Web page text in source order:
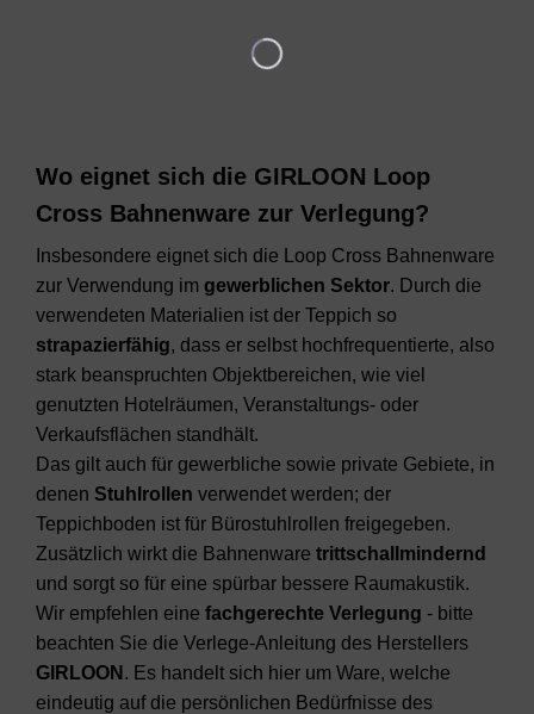
Wo eignet sich die GIRLOON Loop
Cross Bahnenware zur Verlegung?
Insbesondere eignet sich die Loop Cross Bahnenware
zur Verwendung im gewerblichen Sektor. Durch die
verwendeten Materialien ist der Teppich so
strapazierfähig, dass er selbst hochfrequentierte, also
stark beanspruchten Objektbereichen, wie viel
genutzten Hotelräumen, Veranstaltungs- oder
Verkaufsflächen standhält.
Das gilt auch für gewerbliche sowie private Gebiete, in
denen Stuhlrollen verwendet werden; der
Teppichboden ist für Bürostuhlrollen freigegeben.
Zusätzlich wirkt die Bahnenware trittschallmindernd
und sorgt so für eine spürbar bessere Raumakustik.
Wir empfehlen eine fachgerechte Verlegung - bitte
beachten Sie die Verlege-Anleitung des Herstellers
GIRLOON . Es handelt sich hier um Ware, welche
eindeutig auf die persönlichen Bedürfnisse des